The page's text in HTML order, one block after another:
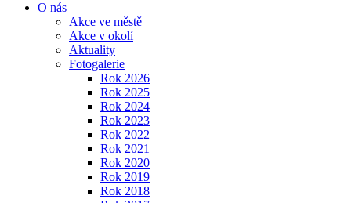
O nás
Akce ve městě
Akce v okolí
Aktuality
Fotogalerie
Rok 2026
Rok 2025
Rok 2024
Rok 2023
Rok 2022
Rok 2021
Rok 2020
Rok 2019
Rok 2018